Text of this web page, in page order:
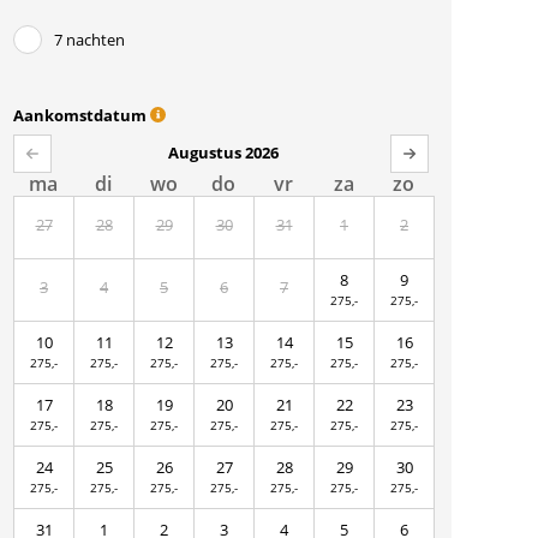
7 nachten
Aankomstdatum
Augustus 2026
ma di wo do vr za zo
27 28 29 30 31 1 2
3 4 5 6 7 8
275,-
9
275,-
10
275,-
11
275,-
12
275,-
13
275,-
14
275,-
15
275,-
16
275,-
17
275,-
18
275,-
19
275,-
20
275,-
21
275,-
22
275,-
23
275,-
24
275,-
25
275,-
26
275,-
27
275,-
28
275,-
29
275,-
30
275,-
31 1 2 3 4 5 6